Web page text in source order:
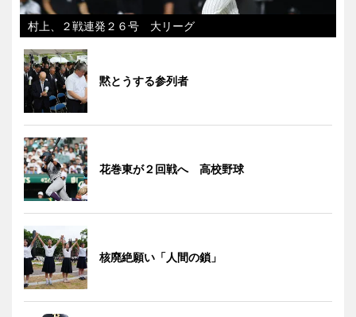
村上、２戦連発２６号 大リーグ
黙とうする参列者
花巻東が２回戦へ 高校野球
核廃絶願い「人間の鎖」